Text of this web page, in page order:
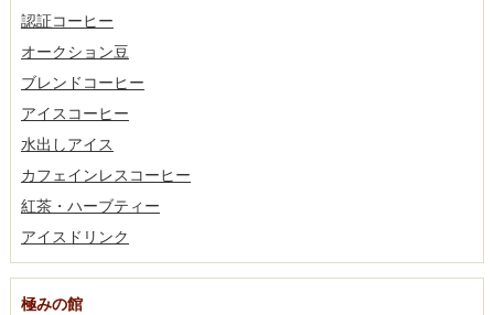
認証コーヒー
オークション豆
ブレンドコーヒー
アイスコーヒー
水出しアイス
カフェインレスコーヒー
紅茶・ハーブティー
アイスドリンク
極みの館